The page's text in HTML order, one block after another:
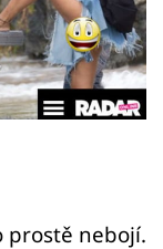
prostě nebojí.